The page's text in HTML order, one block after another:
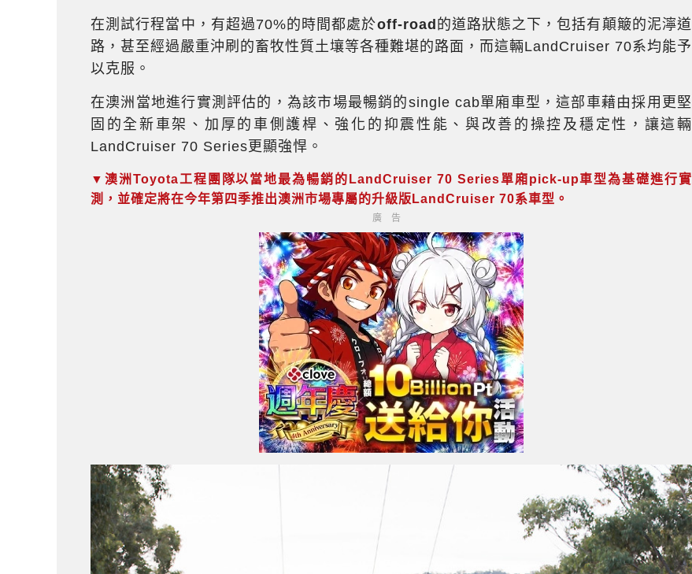
在測試行程當中，有超過70%的時間都處於off-road 的道路狀態之下，包括有顛簸的泥濘道
路，甚至經過嚴重沖刷的畜牧性質土壤等各種難堪的路面，而這輛LandCruiser 70系均能予
以克服。
在澳洲當地進行實測評估的，為該市場最暢銷的single cab單廂車型，這部車藉由採用更堅
固的全新車架、加厚的車側護桿、強化的抑震性能、與改善的操控及穩定性，讓這輛
LandCruiser 70 Series更顯強悍。
▼澳洲Toyota工程團隊以當地最為暢銷的LandCruiser 70 Series單廂pick-up車型為基礎進行實
測，並確定將在今年第四季推出澳洲市場專屬的升級版LandCruiser 70系車型。
廣告